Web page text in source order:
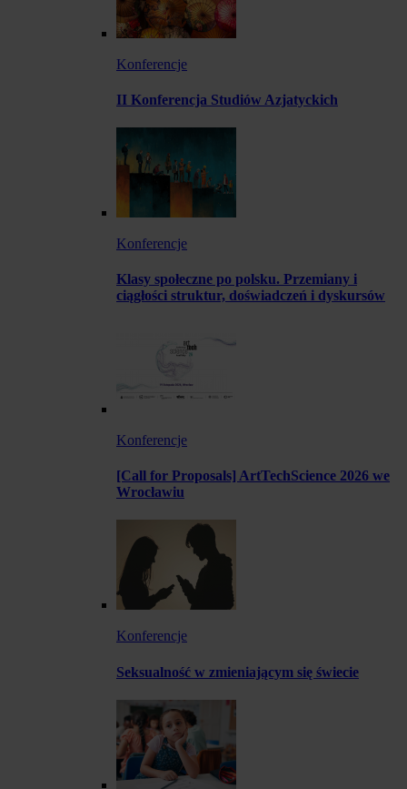
Konferencje
II Konferencja Studiów Azjatyckich
Konferencje
Klasy społeczne po polsku. Przemiany i
ciągłości struktur, doświadczeń i dyskursów
Konferencje
[Call for Proposals] ArtTechScience 2026 we
Wrocławiu
Konferencje
Seksualność w zmieniającym się świecie